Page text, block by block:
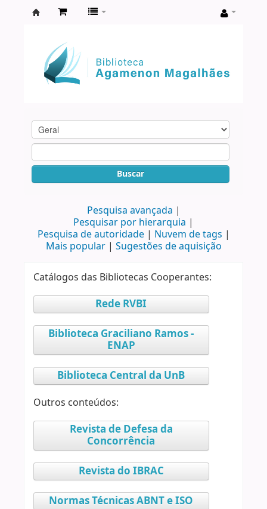
Agamenon
Magalhães
Buscar
Pesquisa avançada
Pesquisar por hierarquia
Pesquisa de autoridade
Nuvem de tags
Mais popular
Sugestões de aquisição
Catálogos das Bibliotecas Cooperantes:
Rede RVBI
Biblioteca Graciliano Ramos -
ENAP
Biblioteca Central da UnB
Outros conteúdos:
Revista de Defesa da
Concorrência
Revista do IBRAC
Normas Técnicas ABNT e ISO